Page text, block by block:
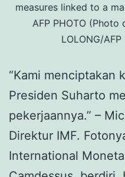
measures linked to a
AFP PHOTO
LOLONG/
“Kami menciptakan
Presiden Suharto
pekerjaannya.” –
Direktur IMF.
International